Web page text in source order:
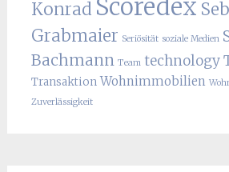
Konrad Scoredex
Grabmaier Seriösität soziale Medien
Bachmann Team technology
Transaktion Wohnimmobilien
Zuverlässigkeit